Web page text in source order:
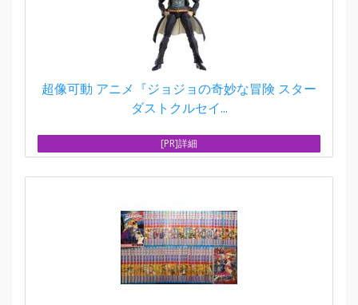
超像可動 アニメ『ジョジョの奇妙な冒険 スター
ダストクルセイ...
[PR]詳細